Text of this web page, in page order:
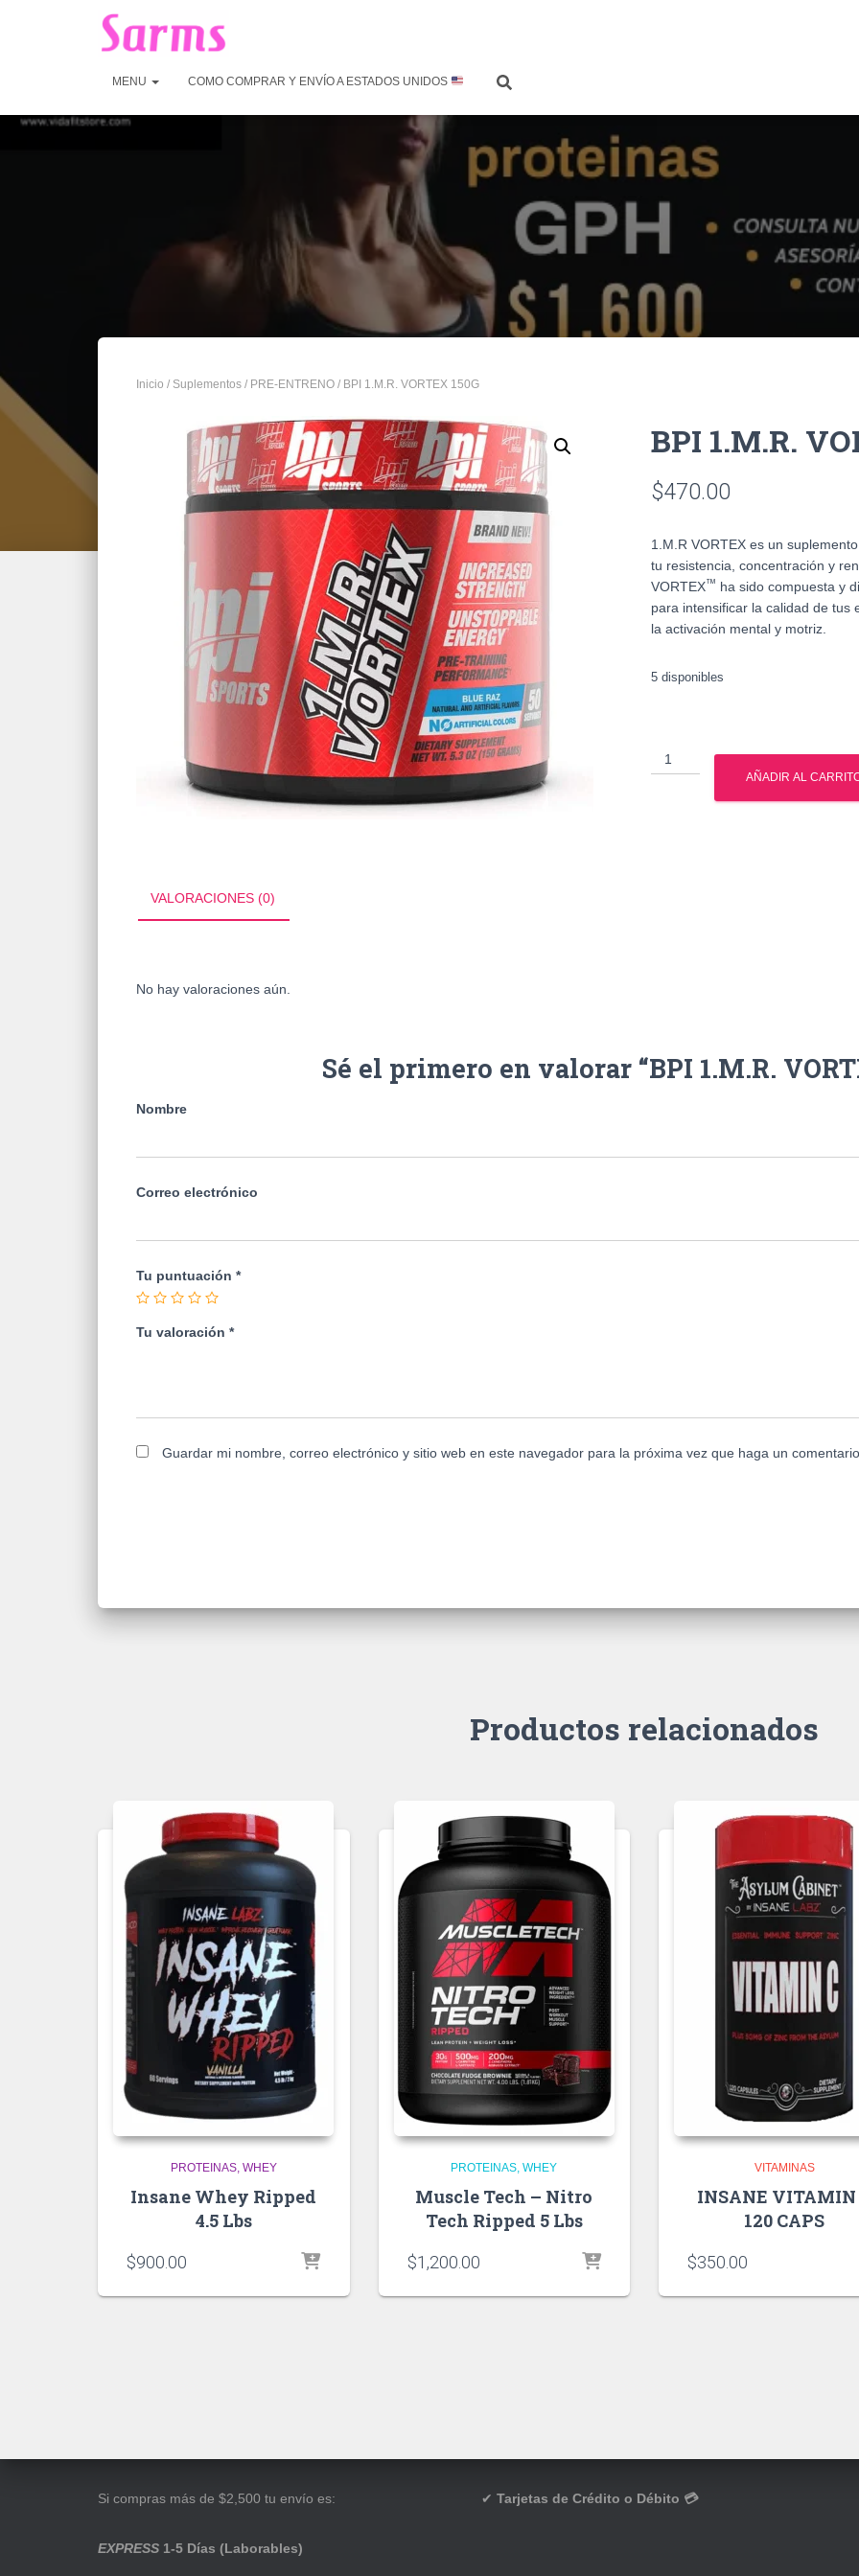
MENU COMO COMPRAR Y ENVÍO A ESTADOS UNIDOS
Inicio / Suplementos / PRE-ENTRENO / BPI 1.M.R. VORTEX 150G
BPI 1.M.R.
$470.00
1.M.R VORTEX es un
tu resistencia, concentración y
VORTEX™ ha sido compuesta y
para intensificar la calidad de tus
la activación mental y motriz.
5 disponibles
BPI
1.M.R.
AÑADIR AL
VALORACIONES (0)
No hay valoraciones aún.
Sé el primero en valorar “BPI 1.M.R.
Nombre
Correo electrónico
Tu puntuación *
Tu valoración *
Guardar mi nombre, correo electrónico y sitio web en este navegador para la próxima vez que haga un
Productos relacionados
PROTEINAS WHEY
Insane Whey Ripped
4.5 Lbs
$900.00
PROTEINAS WHEY
Muscle Tech – Nitro
Tech Ripped 5 Lbs
$1,200.00
VITAMINAS
INSANE VITAMIN
120 CAPS
$350.00
Si compras más de $2,500 tu envío es:
EXPRESS 1-5 Días (Laborables)
✔ Tarjetas de Crédito o Débito 💳